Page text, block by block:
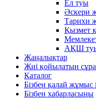
Ел туы
Әскери
Тарихи
Қызмет
АҚШ
Жаңалықтар
Жиі қойылатын
Каталог
Бізбен қалай жұмыс
Бізбен хабарласыңы